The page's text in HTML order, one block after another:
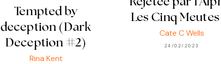
Tempted by
deception (Dark
Deception #2)
Rina Kent
Rejetée par
Les Cinq Meutes
Cate C Wells
24/02/2023